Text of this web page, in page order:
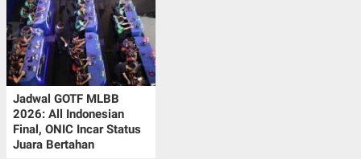
Jadwal GOTF MLBB
2026: All Indonesian
Final, ONIC Incar Status
Juara Bertahan